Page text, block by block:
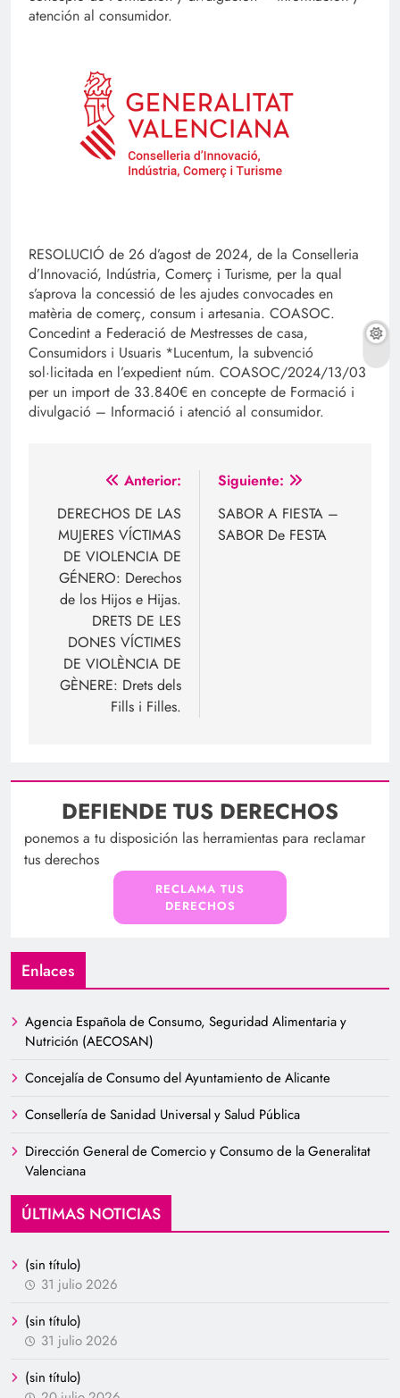
atención al consumidor.
RESOLUCIÓ de 26 d’agost de 2024, de la Conselleria
d’Innovació, Indústria, Comerç i Turisme, per la qual
s’aprova la concessió de les ajudes convocades en
matèria de comerç, consum i artesania. COASOC.
Concedint a Federació de Mestresses de casa,
Consumidors i Usuaris *Lucentum, la subvenció
sol·licitada en l’expedient núm. COASOC/2024/13/03
per un import de 33.840€ en concepte de Formació i
divulgació – Informació i atenció al consumidor.
Navegación
de
entradas
Anterior:
DERECHOS DE LAS
MUJERES VÍCTIMAS
DE VIOLENCIA DE
GÉNERO: Derechos
de los Hijos e Hijas.
DRETS DE LES
DONES VÍCTIMES
DE VIOLÈNCIA DE
GÈNERE: Drets dels
Fills i Filles.
Siguiente:
SABOR A FIESTA –
SABOR De FESTA
DEFIENDE TUS DERECHOS
ponemos a tu disposición las herramientas para reclamar
tus derechos
RECLAMA TUS
DERECHOS
Enlaces
Agencia Española de Consumo, Seguridad Alimentaria y
Nutrición (AECOSAN)
Concejalía de Consumo del Ayuntamiento de Alicante
Consellería de Sanidad Universal y Salud Pública
Dirección General de Comercio y Consumo de la Generalitat
Valenciana
ÚLTIMAS NOTICIAS
(sin título)
31 julio 2026
(sin título)
31 julio 2026
(sin título)